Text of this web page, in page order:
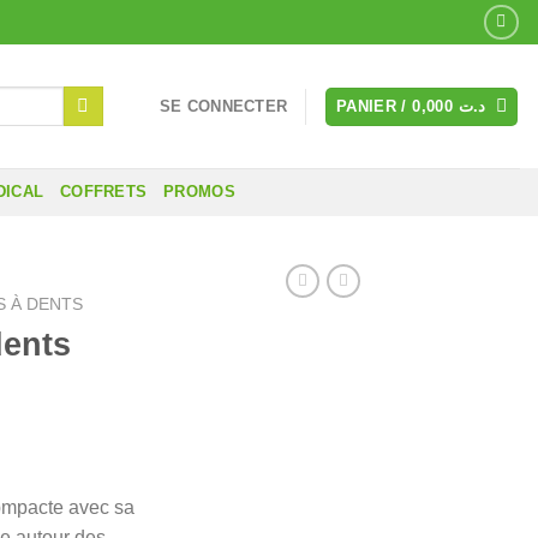
SE CONNECTER PANIER / د.ت
COFFRETS PROMOS
À DENTS
avec sa